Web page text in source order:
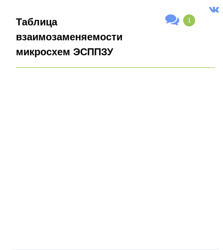
Таблица
взаимозаменяемости
микросхем ЭСППЗУ
1